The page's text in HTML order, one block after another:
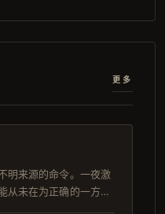
更多
157分钟
明来源的命令。一夜激
从未在为正确的一方而